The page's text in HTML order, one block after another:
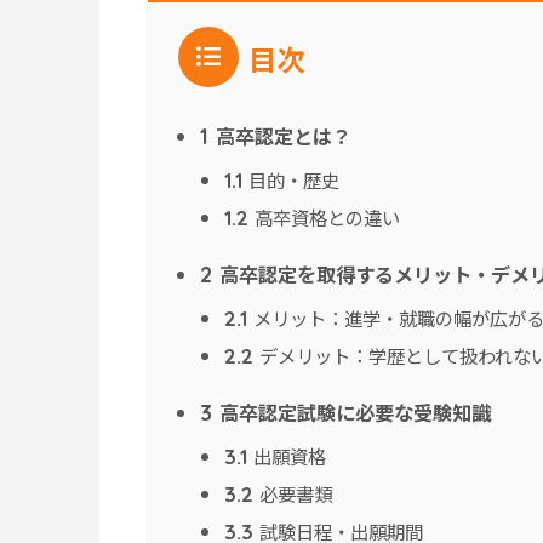
目次
1 高卒認定とは？
1.1 目的・歴史
1.2 高卒資格との違い
2 高卒認定を取得するメリット・デメ
2.1 メリット：進学・就職の幅が広がる
2.2 デメリット：学歴として扱われな
3 高卒認定試験に必要な受験知識
3.1 出願資格
3.2 必要書類
3.3 試験日程・出願期間